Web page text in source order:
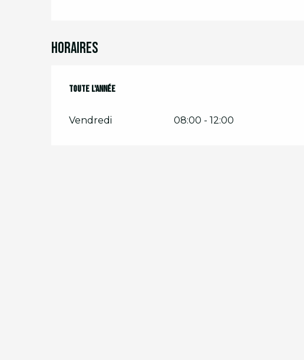
Horaires
Toute l'année
Toute l'année
Vendredi 08:00 - 12:00